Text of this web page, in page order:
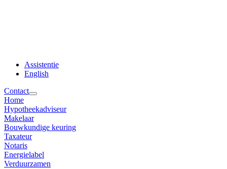
Assistentie
English
Contact
Home
Hypotheekadviseur
Makelaar
Bouwkundige keuring
Taxateur
Notaris
Energielabel
Verduurzamen